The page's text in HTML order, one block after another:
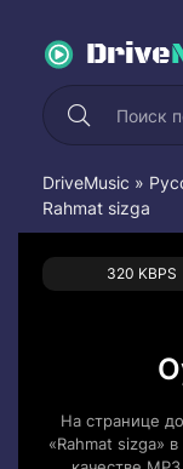
Drive
DriveMusic »
Rahmat sizga
320 KBPS
На странице
«Rahmat sizga»